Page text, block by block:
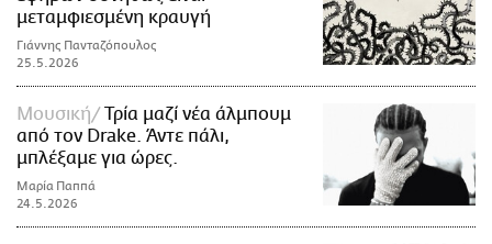
μεταμφιεσμένη κραυγή
Γιάννης Πανταζόπουλος
25.5.2026
Μουσική
Τρία μαζί νέα άλμπουμ
από τον Drake. Άντε πάλι,
μπλέξαμε για ώρες.
Μαρία Παππά
24.5.2026